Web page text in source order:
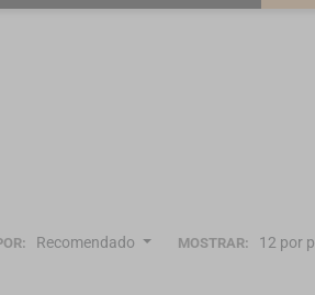
Recomendado MOSTRAR: 12 por